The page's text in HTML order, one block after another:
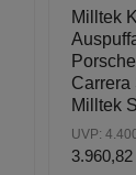
Milltek
Carrera
Milltek
UVP:
3.960,82